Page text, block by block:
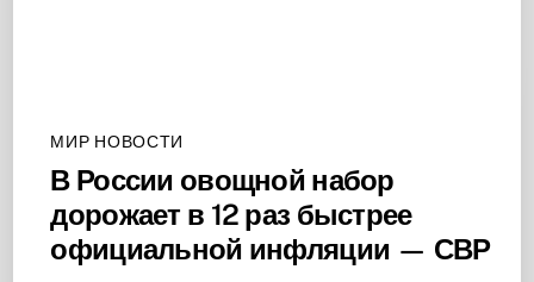
МИР НОВОСТИ
В России овощной набор
дорожает в 12 раз быстрее
официальной инфляции — СВР